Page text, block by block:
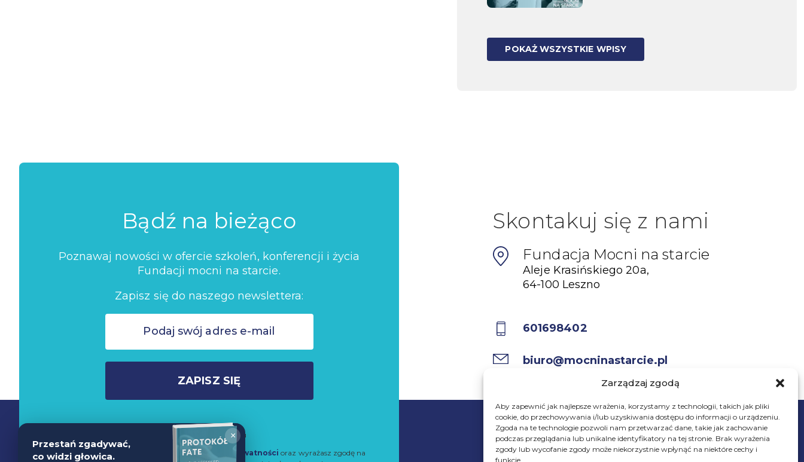
Zarządzaj zgodą
Aby zapewnić jak najlepsze wrażenia, korzystamy z technologii, takich jak pliki
cookie, do przechowywania i/lub uzyskiwania dostępu do informacji o urządzeniu.
Zgoda na te technologie pozwoli nam przetwarzać dane, takie jak zachowanie
podczas przeglądania lub unikalne identyfikatory na tej stronie. Brak wyrażenia
zgody lub wycofanie zgody może niekorzystnie wpłynąć na niektóre cechy i
funkcje.
POKAŻ WSZYSTKIE WPISY
Bądź na bieżąco
Poznawaj nowości w ofercie szkoleń, konferencji i życia
Fundacji mocni na starcie.
Zapisz się do naszego newslettera:
ZAPISZ SIĘ
Nie wysyłamy spamu
Zapisując się do newslettera akceptujeszPolitykę Prywatności oraz wyrażasz zgodę na
Skontakuj się z nami
Fundacja Mocni na starcie
Aleje Krasińskiego 20a,
64-100 Leszno
601698402
biuro@mocninastarcie.pl
×
Przestań zgadywać,
co widzi głowica.